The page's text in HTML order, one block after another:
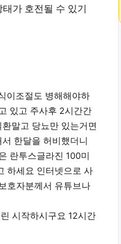
가 호전될 수 있기
이조절도 병해해야하
있고 주사후 2시간간
말고 당뇨만 있는거면
한달을 허비했더니
란투스글라진 100미
하세요 인터넷으로 사
호자분께서 유튜브나
시작하시구요 12시간